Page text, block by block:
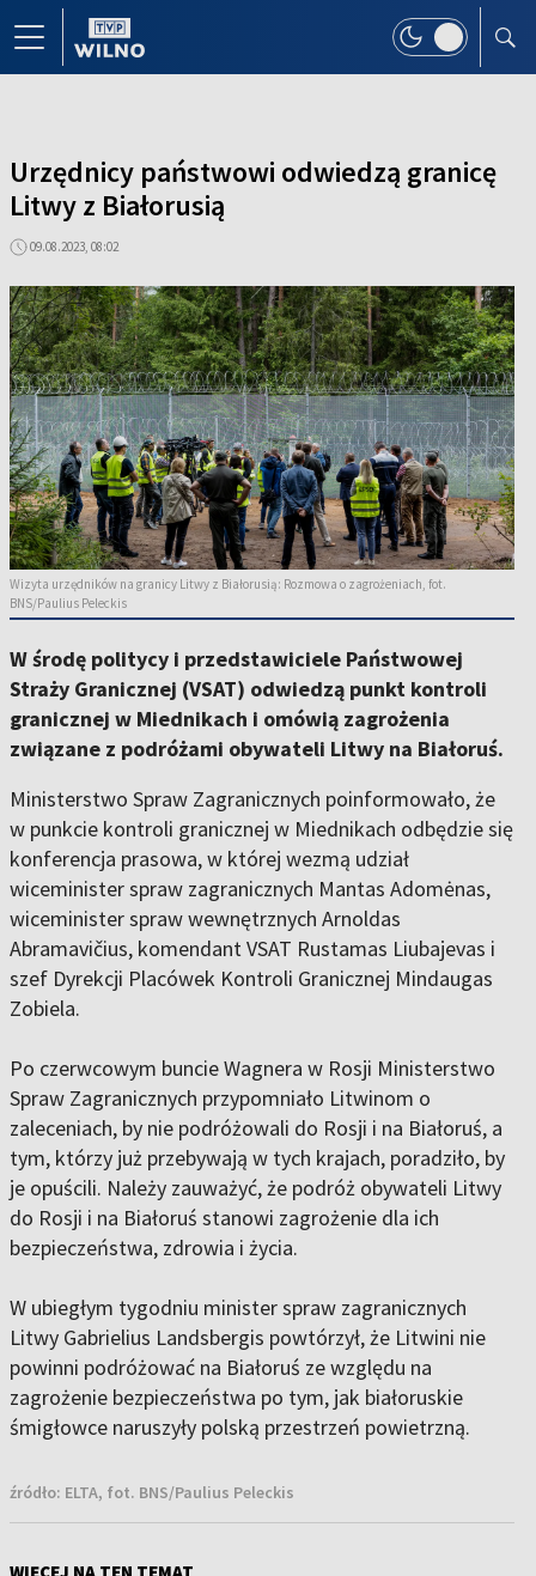
Urzędnicy państwowi odwiedzą granicę
Litwy z Białorusią
09.08.2023, 08:02
Wizyta urzędników na granicy Litwy z Białorusią: Rozmowa o zagrożeniach, fot.
BNS/Paulius Peleckis
W środę politycy i przedstawiciele Państwowej
Straży Granicznej (VSAT) odwiedzą punkt kontroli
granicznej w Miednikach i omówią zagrożenia
związane z podróżami obywateli Litwy na Białoruś.
Ministerstwo Spraw Zagranicznych poinformowało, że
w punkcie kontroli granicznej w Miednikach odbędzie się
konferencja prasowa, w której wezmą udział
wiceminister spraw zagranicznych Mantas Adomėnas,
wiceminister spraw wewnętrznych Arnoldas
Abramavičius, komendant VSAT Rustamas Liubajevas i
szef Dyrekcji Placówek Kontroli Granicznej Mindaugas
Zobiela.
Po czerwcowym buncie Wagnera w Rosji Ministerstwo
Spraw Zagranicznych przypomniało Litwinom o
zaleceniach, by nie podróżowali do Rosji i na Białoruś, a
tym, którzy już przebywają w tych krajach, poradziło, by
je opuścili. Należy zauważyć, że podróż obywateli Litwy
do Rosji i na Białoruś stanowi zagrożenie dla ich
bezpieczeństwa, zdrowia i życia.
W ubiegłym tygodniu minister spraw zagranicznych
Litwy Gabrielius Landsbergis powtórzył, że Litwini nie
powinni podróżować na Białoruś ze względu na
zagrożenie bezpieczeństwa po tym, jak białoruskie
śmigłowce naruszyły polską przestrzeń powietrzną.
źródło: ELTA, fot. BNS/Paulius Peleckis